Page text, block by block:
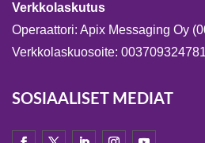
Verkkolaskutus
Operaattori: Apix Messaging Oy
Verkkolaskuosoite: 003709324781
SOSIAALISET MEDIAT